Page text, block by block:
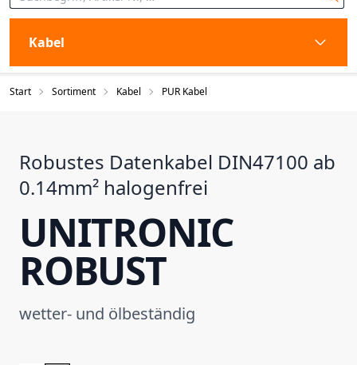
Kabel
Start Sortiment Kabel PUR Kabel
Robustes Datenkabel DIN47100 ab
0.14mm² halogenfrei
UNITRONIC
ROBUST
wetter- und ölbeständig